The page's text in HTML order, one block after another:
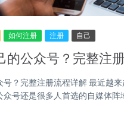
如何注册 注册 自己
的公众号？完整注
号？完整注册流程详解 最近越
众号还是很多人首选的自媒体